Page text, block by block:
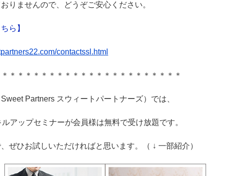
りませんので、どうぞご安心ください。
ら】
contactssl.html
＊＊＊＊＊＊＊＊＊＊＊＊＊＊＊＊＊＊＊＊＊＊
Partners スウィートパートナーズ）では、
アップセミナーが会員様は無料で受け放題です。
ぜひお試しいただければと思います。（ ↓ 一部紹介）